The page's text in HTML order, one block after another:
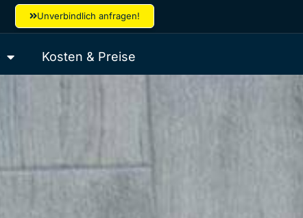
Unverbindlich anfragen!
Kosten & Preise